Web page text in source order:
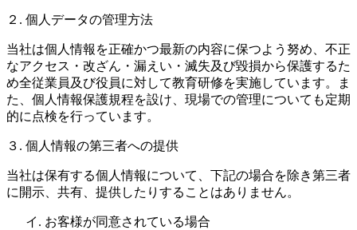
２. 個人データの管理方法
当社は個人情報を正確かつ最新の内容に保つよう努め、不正
なアクセス・改ざん・漏えい・滅失及び毀損から保護するた
め全従業員及び役員に対して教育研修を実施しています。ま
た、個人情報保護規程を設け、現場での管理についても定期
的に点検を行っています。
３. 個人情報の第三者への提供
当社は保有する個人情報について、下記の場合を除き第三者
に開示、共有、提供したりすることはありません。
イ. お客様が同意されている場合